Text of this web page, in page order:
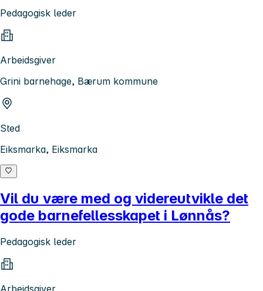
Pedagogisk leder
Arbeidsgiver
Grini barnehage, Bærum kommune
Sted
Eiksmarka, Eiksmarka
Vil du være med og videreutvikle det
gode barnefellesskapet i Lønnås?
Pedagogisk leder
Arbeidsgiver